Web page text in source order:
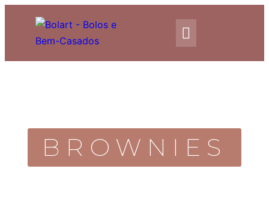
BROWNIES